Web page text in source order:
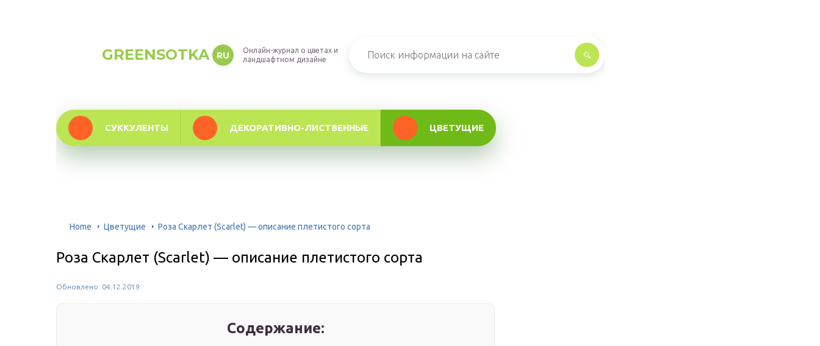
GREENSOTKA RU
Онлайн-журнал о цветах и
ландшафтном дизайне
СУККУЛЕНТЫ ДЕКОРАТИВНО-ЛИСТВЕННЫЕ ЦВЕТУЩИЕ
Home Цветущие Роза Скарлет (Scarlet) — описание плетистого сорта
Роза Скарлет (Scarlet) — описание плетистого сорта
Обновлено: 04.12.2019
Содержание: